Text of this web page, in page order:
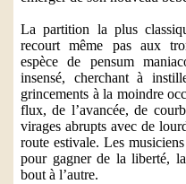
La partition la plus
recourt même pas aux
espèce de pensum
insensé, cherchant à
grincements à la moindre
flux, de l’avancée, de
virages abrupts avec de
route estivale. Les
pour gagner de la liberté,
bout à l’autre.